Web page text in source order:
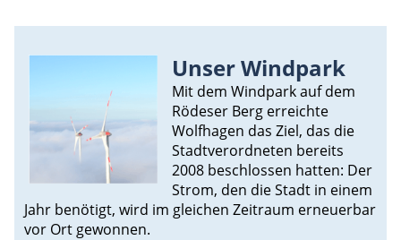
Unser Windpark
Mit dem Windpark auf dem
Rödeser Berg erreichte
Wolfhagen das Ziel, das die
Stadtverordneten bereits
2008 beschlossen hatten: Der
Strom, den die Stadt in einem
Jahr benötigt, wird im gleichen Zeitraum erneuerbar
vor Ort gewonnen.